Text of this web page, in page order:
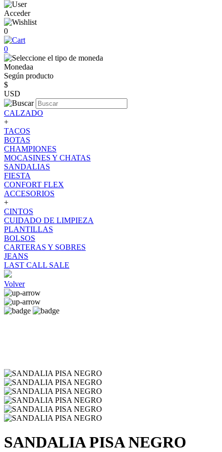
Acceder
0
0
Monedaa
Según producto
$
USD
CALZADO
+
TACOS
BOTAS
CHAMPIONES
MOCASINES Y CHATAS
SANDALIAS
FIESTA
CONFORT FLEX
ACCESORIOS
+
CINTOS
CUIDADO DE LIMPIEZA
PLANTILLAS
BOLSOS
CARTERAS Y SOBRES
JEANS
LAST CALL SALE
Volver
SANDALIA PISA NEGRO